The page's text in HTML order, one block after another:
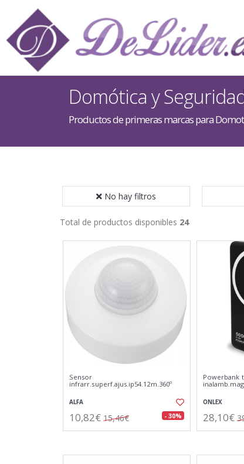
Domótica y
Productos de primeras marcas para
No hay filtros
Total de productos disponibles 24
Sensor
infrarr.superf.ajus.ip54.12m.360º
ALFA
10,82€ 15,46€ - 30%
Powerbank
ONLEX
28,10€